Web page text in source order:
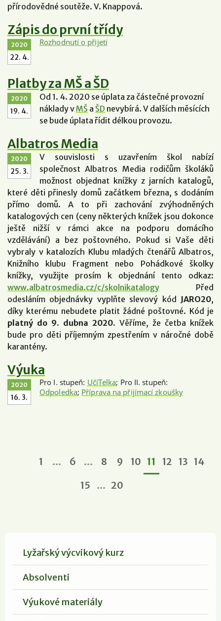
přírodovědné soutěže. V. Knappová.
Zápis do první třídy
2020
22. 4.
Rozhodnutí o přijetí
Platby za MŠ a ŠD
2020
19. 4.
Od 1. 4. 2020 se úplata za částečné provozní
náklady vMŠ a ŠD nevybírá. V dalších měsících
se bude úplata řídit délkou provozu.
Albatros Media
2020
25. 3.
V souvislosti s uzavřením škol nabízí
společnost Albatros Media rodičům školáků
možnost objednat knížky z jarních katalogů,
které děti přinesly domů začátkem března, s dodáním
přímo domů. A to při zachování zvýhodněných
katalogových cen (ceny některých knížek jsou dokonce
ještě nižší v rámci akce na podporu domácího
vzdělávání) a bez poštovného. Pokud si Vaše děti
vybraly v katalozích Klubu mladých čtenářů Albatros,
Knižního klubu Fragment nebo Pohádkové školky
knížky, využijte prosím k objednání tento odkaz:
www.albatrosmedia.cz/c/skolnikatalogy Před
odesláním objednávky vyplňte slevový kód JARO20,
díky kterému nebudete platit žádné poštovné. Kód je
platný do 9. dubna 2020. Věříme, že četba knížek
bude pro děti příjemným zpestřením v náročné době
karantény.
Výuka
2020
16. 3.
Pro I. stupeň: UčíTelka; Pro II. stupeň:
Odpoledka; Příprava na přijímací zkoušky
1 … 6 … 8 9 10 11 12 13 14
15
… 20
Lyžařský výcvikový kurz
Absolventi
Výukové materiály